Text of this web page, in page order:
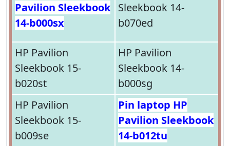
Pavilion Sleekbook
14-b000sx
Sleekbook 14-
b070ed
HP Pavilion
Sleekbook 15-
b020st
HP Pavilion
Sleekbook 14-
b000sg
HP Pavilion
Sleekbook 15-
b009se
Pin laptop HP
Pavilion Sleekbook
14-b012tu